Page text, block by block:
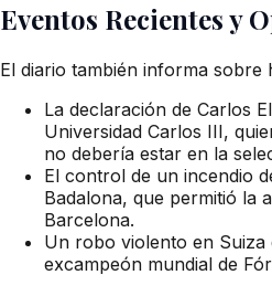
Eventos Recientes y
El diario también informa sobre
La declaración de Carlos
Universidad Carlos III,
no debería estar en la
El control de un incendio
Badalona, que permitió la
Barcelona.
Un robo violento en Suiza
excampeón mundial de